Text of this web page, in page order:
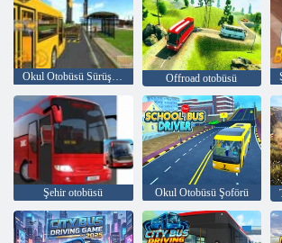
Okul Otobüsü Sürüş Simülatörü Offroad otobüsü
Şehir otobüsü Okul Otobüsü Şoförü